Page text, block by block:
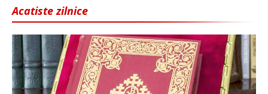
Acatiste zilnice